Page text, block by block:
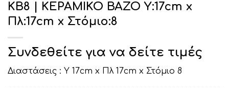
ΚΒ8 | ΚΕΡΑΜΙΚΟ ΒΑΖΟ Υ:17cm x
Πλ:17cm x Στόμιο:8
Συνδεθείτε για να δείτε τιμές
Διαστάσεις : Υ 17cm x Πλ 17cm x Στόμιο 8